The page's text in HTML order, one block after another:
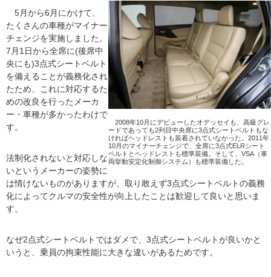
2008年10月にデビューしたオデッセイも、高級グレ
ードであっても2列目中央席に3点式シートベルトもな
ければヘッドレストも装着されていなかった。2011年
10月のマイナーチェンジで、全席に3点式ELRシート
ベルトとヘッドレストも標準装備。そして、VSA（車
両挙動安定化制御システム）も標準装備した。
5月から6月にかけて、
たくさんの車種がマイナー
チェンジを実施しました。
7月1日から全席に(後席中
央にも)3点式シートベルト
を備えることが義務化され
たため、これに対応するた
めの改良を行ったメーカ
ー・車種が多かったわけで
す。
法制化されないと対応しな
いというメーカーの姿勢に
は情けないものがありますが、取り敢えず3点式シートベルトの義務
化によってクルマの安全性が向上したことは歓迎して良いと思いま
す。
なぜ2点式シートベルトではダメで、3点式シートベルトが良いかと
いうと、乗員の拘束性能に大きな違いがあるためです。